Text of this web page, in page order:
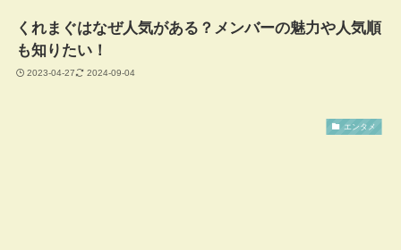
くれまぐはなぜ人気がある？メンバーの魅力や人気順
も知りたい！
2023-04-27 2024-09-04
エンタメ